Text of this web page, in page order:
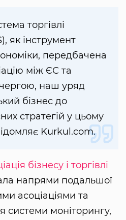
торгівлі
як інструмент
передбачена
між ЄС та
наш уряд
бізнес до
стратегій у цьому
Kurkul.com.
бізнесу і торгівлі
напрями подальшої
асоціаціями та
системи моніторингу,